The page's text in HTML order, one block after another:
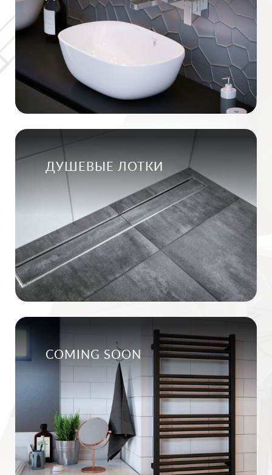
ДУШЕВЫЕ ЛОТКИ
COMING SOON